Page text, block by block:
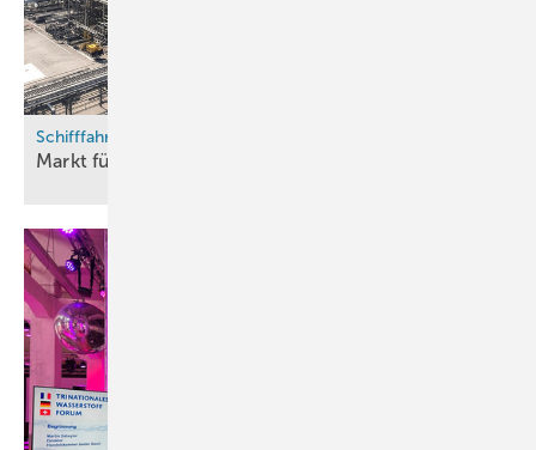
Schifffahrt und Schwerlastverkehr
Markt für Methanol-Additive